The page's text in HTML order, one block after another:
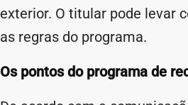
exterior. O titular pode levar
as regras do programa.
Os pontos do programa de